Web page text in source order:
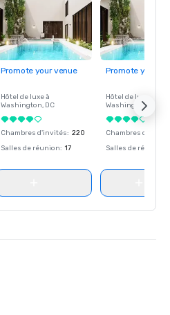
Promote your venue
Hôtel de luxe à
Washington, DC
Chambres d'invités: 220
Salles de réunion: 17
Promote your
Hôtel de luxe à
Washington
Chambres
Salles de réunion